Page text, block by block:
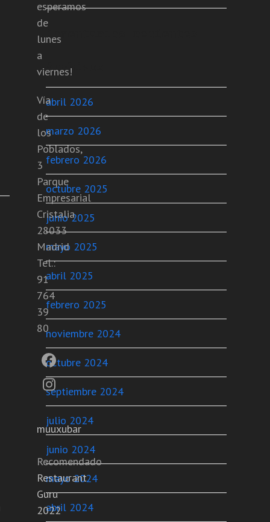
Comentarios recientes
Archivos
abril 2026
marzo 2026
febrero 2026
octubre 2025
junio 2025
mayo 2025
abril 2025
febrero 2025
noviembre 2024
octubre 2024
septiembre 2024
julio 2024
junio 2024
mayo 2024
abril 2024
esperamos
de
lunes
a
viernes!
Vía
de
los
Poblados,
3
Parque
Empresarial
Cristalia
28033
Madrid
Tel.:
91
764
39
80
Facebook
Instagram
muuxubar
Recomendado
Restaurant
Guru
2022